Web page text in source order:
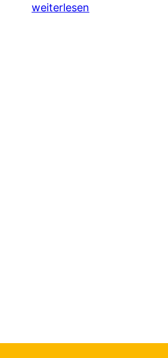
w
l
g
weiterlesen